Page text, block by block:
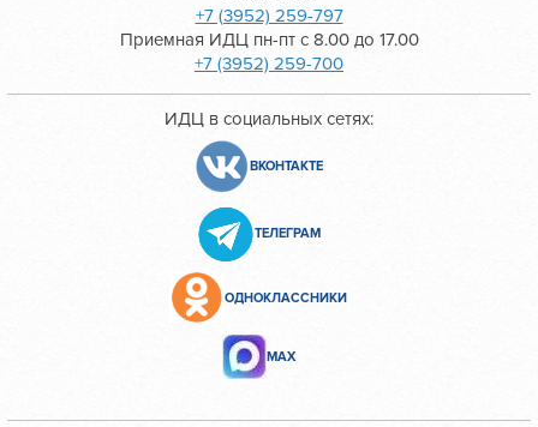
+7 (3952) 259-797
Приемная ИДЦ пн-пт с 8.00 до 17.00
+7 (3952) 259-700
ИДЦ в социальных сетях:
ВКОНТАКТЕ
ТЕЛЕГРАМ
ОДНОКЛАССНИКИ
МАХ